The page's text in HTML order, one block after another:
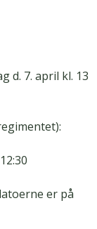
d. 7. april kl. 13
er på